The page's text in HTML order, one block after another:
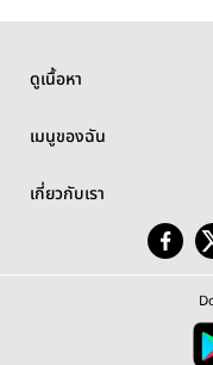
ดูเนื้อหา
เมนูของฉัน
เกี่ยวกับเรา